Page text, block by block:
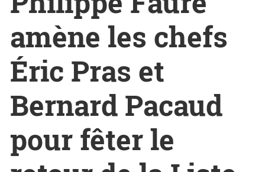
amène les chefs
Éric Pras et
Bernard Pacaud
pour fêter le